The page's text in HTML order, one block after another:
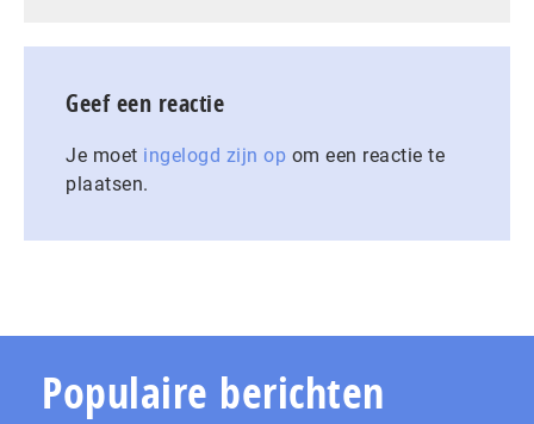
Geef een reactie
Je moet ingelogd zijn op om een reactie te
plaatsen.
Populaire berichten